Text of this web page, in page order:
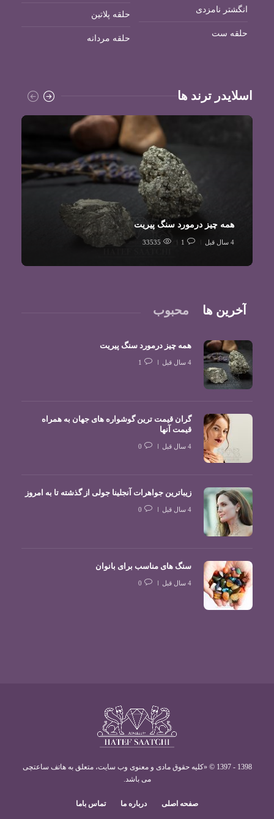
انگشتر نامزدی
حلقه ست
حلقه پلاتین
حلقه مردانه
اسلایدر ترند ها
همه چیز درمورد سنگ پیریت
4 سال قبل 1
33535
آخرین ها محبوب
همه چیز درمورد سنگ پیریت
4 سال قبل 1
گران قیمت ترین گوشواره های جهان به همراه
قیمت آنها
4 سال قبل 0
زیباترین جواهرات آنجلینا جولی از گذشته تا به امروز
4 سال قبل 0
سنگ های مناسب برای بانوان
4 سال قبل 0
1398 - 1397 © «کليه حقوق مادی و معنوی وب سايت، متعلق به هاتف ساعتچی
می باشد.
صفحه اصلی درباره ما تماس باما